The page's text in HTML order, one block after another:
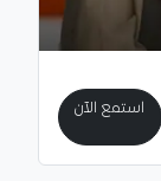
استمع الآن